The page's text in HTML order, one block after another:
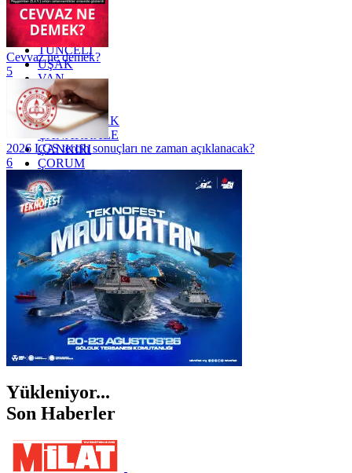
TEKİRDAĞ
TOKAT
TRABZON
TUNCELİ
UŞAK
VAN
YALOVA
YOZGAT
ZONGULDAK
ÇANAKKALE
ÇANKIRI
ÇORUM
İSTANBUL
İZMİR
ŞANLIURFA
ŞIRNAK
Cevvaz ne demek?
5
2026 LGS tercih sonuçları ne zaman açıklanacak?
6
Yükleniyor...
Son Haberler